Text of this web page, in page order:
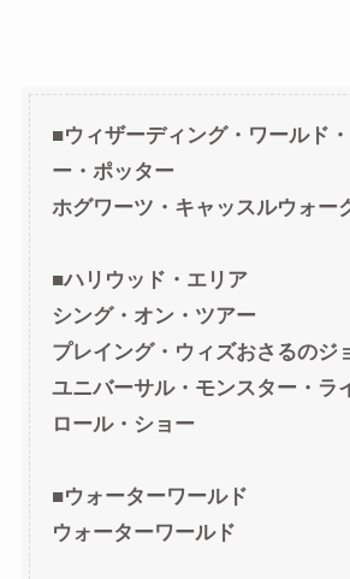
■ウィザーディング・ワールド
ー・ポッター
ホグワーツ・キャッスルウォー
■ハリウッド・エリア
シング・オン・ツアー
プレイング・ウィズおさるのジ
ユニバーサル・モンスター・ラ
ロール・ショー
■ウォーターワールド
ウォーターワールド